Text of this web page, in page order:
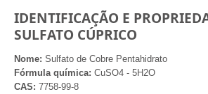
IDENTIFICAÇÃO E
SULFATO CÚPRICO
Nome: Sulfato de Cobre Pentahidrato
Fórmula química: CuSO4 - 5H2O
CAS: 7758-99-8